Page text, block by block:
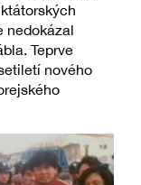
nedokázal
Teprve
nového